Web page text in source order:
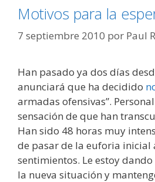
Motivos para la
7 septiembre 2010 por Paul
Han pasado ya dos días
anunciará que ha decidido
armadas ofensivas”.
sensación de que han
Han sido 48 horas muy
de pasar de la euforia inicial
sentimientos. Le estoy
la nueva situación y